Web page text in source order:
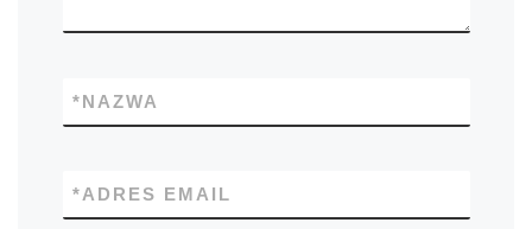
NAZWA
*
ADRES EMAIL
*